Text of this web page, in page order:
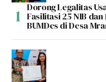
Dorong Legalitas
Fasilitasi 25 NIB
BUMDes di Desa